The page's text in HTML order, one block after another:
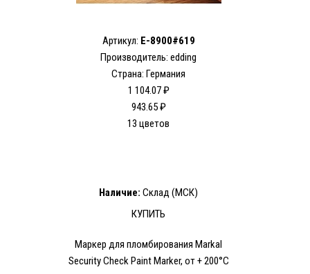
Артикул: E-8900#619
Производитель: edding
Страна: Германия
1 104.07 ₽
943.65 ₽
13 цветов
Наличие: Склад (МСК)
КУПИТЬ
Маркер для пломбирования Markal
Security Check Paint Marker, от + 200°C